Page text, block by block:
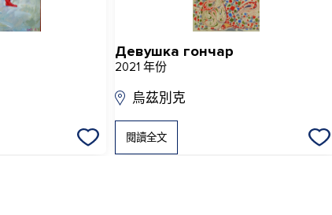
Девушка гончар
2021 年份
烏茲別克
閱讀全文